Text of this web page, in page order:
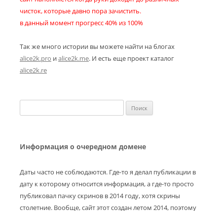
чисток, которые давно пора зачистить.
в данный момент прогресс 40% из 100%
Так же много истории вы можете найти на блогах
alice2k.pro иalice2k.me. И есть еще проект каталог
alice2k.re
Информация о очередном домене
Даты часто не соблюдаются. Где-то я делал публикации в
дату к которому относится информация, а где-то просто
публиковал пачку скринов в 2014 году, хотя скрины
столетние. Вообще, сайт этот создан летом 2014, поэтому